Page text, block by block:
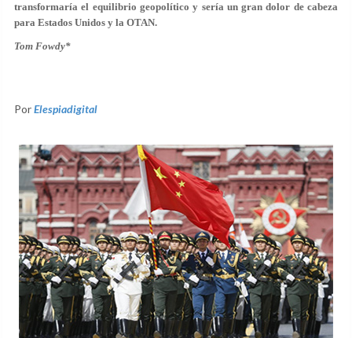
transformaría el equilibrio geopolítico y sería un gran dolor de cabeza
para Estados Unidos y la OTAN.
Tom Fowdy*
PorElespiadigital